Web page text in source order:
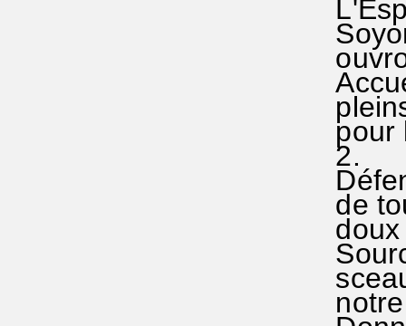
pour
2.
de
doux
notre